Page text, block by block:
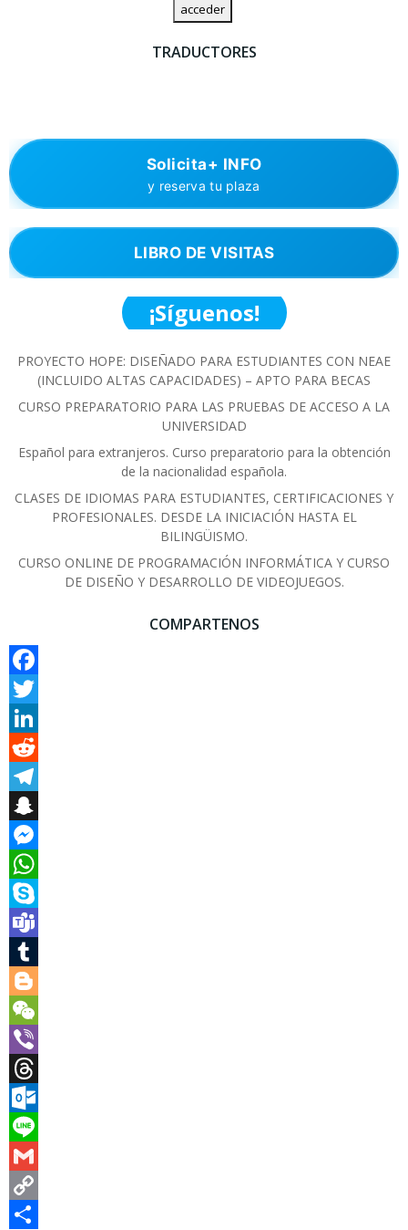
TRADUCTORES
Solicita+ INFO
y reserva tu plaza
LIBRO DE VISITAS
¡Síguenos!
PROYECTO HOPE: DISEÑADO PARA ESTUDIANTES CON NEAE
(INCLUIDO ALTAS CAPACIDADES) – APTO PARA BECAS
CURSO PREPARATORIO PARA LAS PRUEBAS DE ACCESO A LA
UNIVERSIDAD
Español para extranjeros. Curso preparatorio para la obtención
de la nacionalidad española.
CLASES DE IDIOMAS PARA ESTUDIANTES, CERTIFICACIONES Y
PROFESIONALES. DESDE LA INICIACIÓN HASTA EL
BILINGÜISMO.
CURSO ONLINE DE PROGRAMACIÓN INFORMÁTICA Y CURSO
DE DISEÑO Y DESARROLLO DE VIDEOJUEGOS.
COMPARTENOS